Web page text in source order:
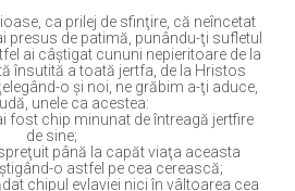
ca prilej de sfinţire, că neîncetat
presus de patimă, punându-ţi sufletul
ai câştigat cununi nepieritoare de la
însutită a toată jertfa, de la Hristos
o şi noi, ne grăbim a-ţi aduce,
unele ca acestea:
fost chip minunat de întreagă jertfire
de sine;
până la capăt viaţa aceasta
o astfel pe cea cerească;
chipul evlaviei nici în vâltoarea cea